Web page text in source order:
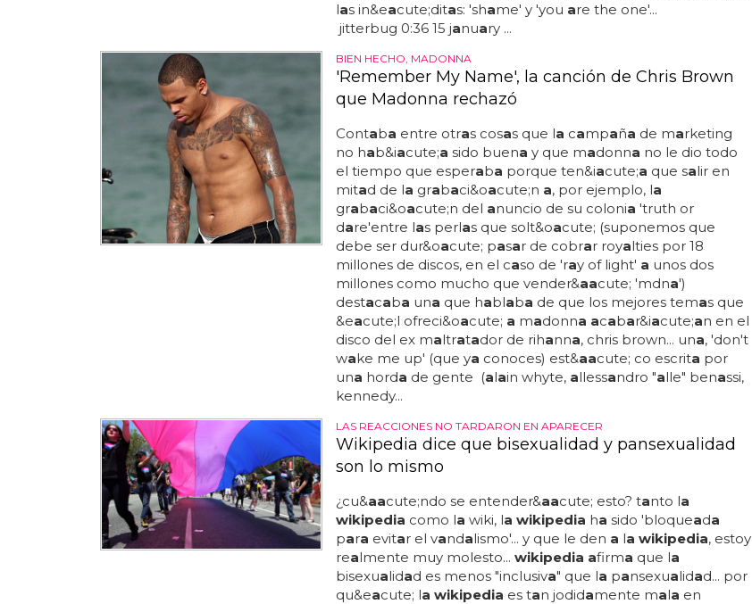
las in&eacute;ditas: 'shame' y 'you are the one'...
jitterbug 0:36 15 january ...
BIEN HECHO, MADONNA
'Remember My Name', la canción de Chris Brown
que Madonna rechazó
Contaba entre otras cosas que la campaña de marketing
no hab&iacute;a sido buena y que madonna no le dio todo
el tiempo que esperaba porque ten&iacute;a que salir en
mitad de la grabaci&oacute;n a, por ejemplo, la
grabaci&oacute;n del anuncio de su colonia 'truth or
dare'entre las perlas que solt&oacute; (suponemos que
debe ser dur&oacute; pasar de cobrar royalties por 18
millones de discos, en el caso de 'ray of light' a unos dos
millones como mucho que vender&aacute; 'mdna')
destacaba una que hablaba de que los mejores temas que
&eacute;l ofreci&oacute; a madonna acabar&iacute;an en el
disco del ex maltratador de rihanna, chris brown... una, 'don't
wake me up' (que ya conoces) est&aacute; co escrita por
una horda de gente (alain whyte, allessandro "alle" benassi,
kennedy...
LAS REACCIONES NO TARDARON EN APARECER
Wikipedia dice que bisexualidad y pansexualidad
son lo mismo
¿cu&aacute;ndo se entender&aacute; esto? tanto la
wikipedia como la wiki, la wikipedia ha sido 'bloqueada
para evitar el vandalismo'... y que le den a la wikipedia, estoy
realmente muy molesto... wikipedia afirma que la
bisexualidad es menos "inclusiva" que la pansexualidad... por
qu&eacute; la wikipedia es tan jodidamente mala en